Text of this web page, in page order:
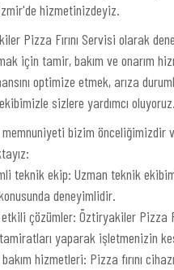
hizmetinizdeyiz.
Pizza Fırını Servisi olarak
için tamir, bakım ve onarım
optimize etmek, arıza
sizlere yardımcı oluyoruz.
bizim önceliğimizdir
teknik ekip: Uzman teknik
deneyimlidir.
etkili çözümler: Öztiryakiler Pizza
yaparak işletmenizin
hizmetleri: Pizza fırını